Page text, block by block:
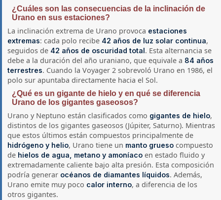
¿Cuáles son las consecuencias de la inclinación de
Urano en sus estaciones?
La inclinación extrema de Urano provoca estaciones
extremas: cada polo recibe 42 años de luz solar continua,
seguidos de 42 años de oscuridad total. Esta alternancia se
debe a la duración del año uraniano, que equivale a 84 años
terrestres. Cuando la Voyager 2 sobrevoló Urano en 1986, el
polo sur apuntaba directamente hacia el Sol.
¿Qué es un gigante de hielo y en qué se diferencia
Urano de los gigantes gaseosos?
Urano y Neptuno están clasificados como gigantes de hielo,
distintos de los gigantes gaseosos (Júpiter, Saturno). Mientras
que estos últimos están compuestos principalmente de
hidrógeno y helio, Urano tiene un manto grueso compuesto
de hielos de agua, metano y amoníaco en estado fluido y
extremadamente caliente bajo alta presión. Esta composición
podría generar océanos de diamantes líquidos. Además,
Urano emite muy poco calor interno, a diferencia de los
otros gigantes.